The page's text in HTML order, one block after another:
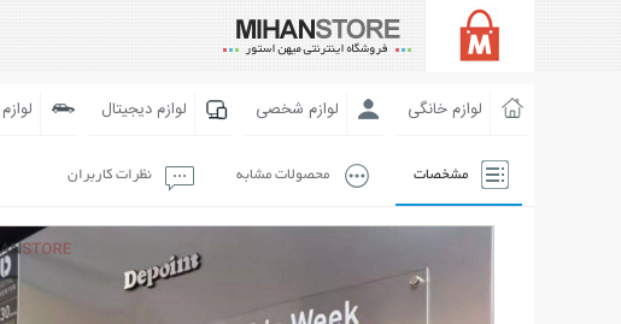
لوازم خانگی لوازم شخصی لوازم دیجیتال
مشخصات محصولات مشابه نظرات کاربران